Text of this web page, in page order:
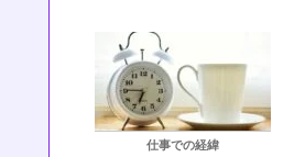
仕事での経緯